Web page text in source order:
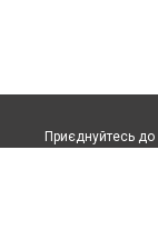
Приєднуйтесь до